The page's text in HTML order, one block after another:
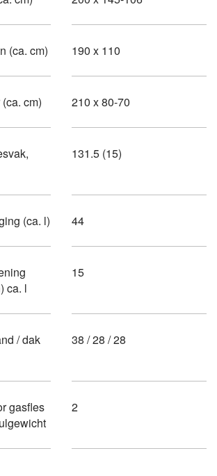
(ca. cm) 190 x 110
cm) 210 x 80-70
131.5 (15)
(ca. l) 44
ca. l
15
/ dak
38 / 28 / 28
gasfles
2